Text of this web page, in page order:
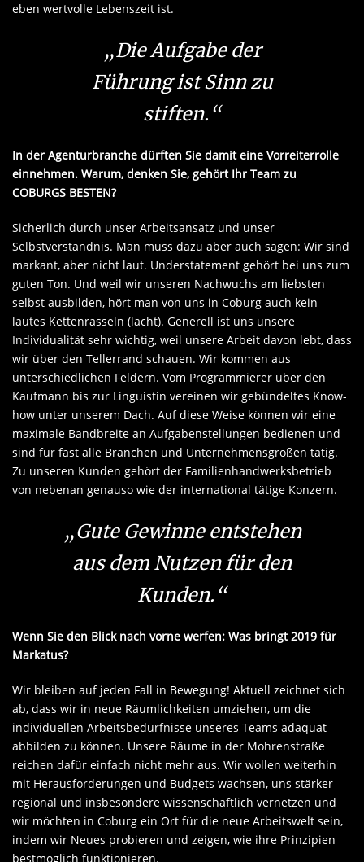
eben wertvolle Lebenszeit ist.
„Die Aufgabe der
Führung ist Sinn zu
stiften.“
In der Agenturbranche dürften Sie damit eine Vorreiterrolle
einnehmen. Warum, denken Sie, gehört Ihr Team zu
COBURGS BESTEN?
Sicherlich durch unser Arbeitsansatz und unser
Selbstverständnis. Man muss dazu aber auch sagen: Wir sind
markant, aber nicht laut. Understatement gehört bei uns zum
guten Ton. Und weil wir unseren Nachwuchs am liebsten
selbst ausbilden, hört man von uns in Coburg auch kein
lautes Kettenrasseln (lacht). Generell ist uns unsere
Individualität sehr wichtig, weil unsere Arbeit davon lebt, dass
wir über den Tellerrand schauen. Wir kommen aus
unterschiedlichen Feldern. Vom Programmierer über den
Kaufmann bis zur Linguistin vereinen wir gebündeltes Know-
how unter unserem Dach. Auf diese Weise können wir eine
maximale Bandbreite an Aufgabenstellungen bedienen und
sind für fast alle Branchen und Unternehmensgrößen tätig.
Zu unseren Kunden gehört der Familienhandwerksbetrieb
von nebenan genauso wie der international tätige Konzern.
„Gute Gewinne entstehen
aus dem Nutzen für den
Kunden.“
Wenn Sie den Blick nach vorne werfen: Was bringt 2019 für
Markatus?
Wir bleiben auf jeden Fall in Bewegung! Aktuell zeichnet sich
ab, dass wir in neue Räumlichkeiten umziehen, um die
individuellen Arbeitsbedürfnisse unseres Teams adäquat
abbilden zu können. Unsere Räume in der Mohrenstraße
reichen dafür einfach nicht mehr aus. Wir wollen weiterhin
mit Herausforderungen und Budgets wachsen, uns stärker
regional und insbesondere wissenschaftlich vernetzen und
wir möchten in Coburg ein Ort für die neue Arbeitswelt sein,
indem wir Neues probieren und zeigen, wie ihre Prinzipien
bestmöglich funktionieren.